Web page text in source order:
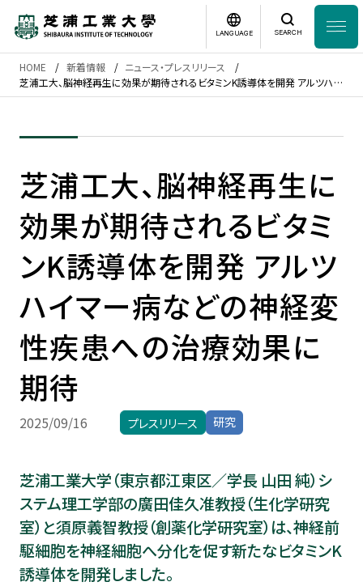
News
芝浦工業大学とは
学部・大学院
研究・産学連携
グローバル
入学案内
学生生活・
受験生 在学生・保証人
卒業生 企業・研究者
一般
LANGUAGE SEARCH
日本語 English
HOME 新着情報
ニュース・プレスリリース
芝浦工大、脳神経再生に効果が期待されるビタミンK誘導体を開発 アルツハイ
マー病などの神経変性疾患への治療効果に期待
芝浦工大、脳神経再生に
効果が期待されるビタミ
ンK誘導体を開発 アルツ
ハイマー病などの神経変
性疾患への治療効果に
期待
2025/09/16 プレスリリース 研究
芝浦工業大学（東京都江東区／学長 山田 純）シ
ステム理工学部の廣田佳久准教授（生化学研究
室）と須原義智教授（創薬化学研究室）は、神経前
駆細胞を神経細胞へ分化を促す新たなビタミンK
誘導体を開発しました。